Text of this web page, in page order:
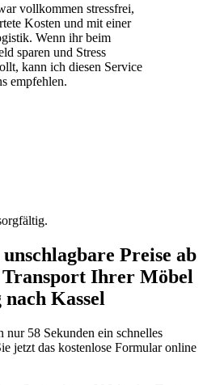
vollkommen stressfrei,
Kosten und mit einer
Wenn ihr beim
sparen und Stress
kann ich diesen Service
empfehlen.
Preise ab
Ihrer Möbel
Kassel
nur 58 Sekunden ein schnelles
jetzt das kostenlose Formular online